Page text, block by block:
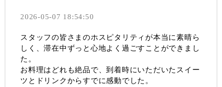
2026-05-07 18:54:50
スタッフの皆さまのホスピタリティが本当に素晴ら
しく、滞在中ずっと心地よく過ごすことができまし
た。
お料理はどれも絶品で、到着時にいただいたスイー
ツとドリンクからすでに感動でした。